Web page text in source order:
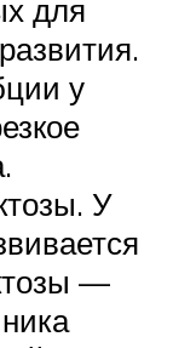
для
у
У
—